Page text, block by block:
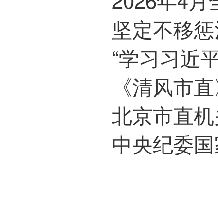
坚定不移
“学习习近平总书
《清风市
北京市直机关纪
中央纪委国